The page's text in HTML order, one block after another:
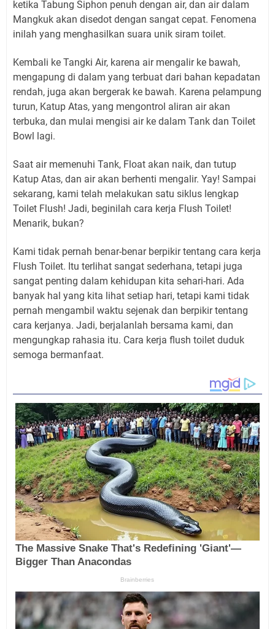
ketika Tabung Siphon penuh dengan air, dan air dalam
Mangkuk akan disedot dengan sangat cepat. Fenomena
inilah yang menghasilkan suara unik siram toilet.
Kembali ke Tangki Air, karena air mengalir ke bawah,
mengapung di dalam yang terbuat dari bahan kepadatan
rendah, juga akan bergerak ke bawah. Karena pelampung
turun, Katup Atas, yang mengontrol aliran air akan
terbuka, dan mulai mengisi air ke dalam Tank dan Toilet
Bowl lagi.
Saat air memenuhi Tank, Float akan naik, dan tutup
Katup Atas, dan air akan berhenti mengalir. Yay! Sampai
sekarang, kami telah melakukan satu siklus lengkap
Toilet Flush! Jadi, beginilah cara kerja Flush Toilet!
Menarik, bukan?
Kami tidak pernah benar-benar berpikir tentang cara kerja
Flush Toilet. Itu terlihat sangat sederhana, tetapi juga
sangat penting dalam kehidupan kita sehari-hari. Ada
banyak hal yang kita lihat setiap hari, tetapi kami tidak
pernah mengambil waktu sejenak dan berpikir tentang
cara kerjanya. Jadi, berjalanlah bersama kami, dan
mengungkap rahasia itu. Cara kerja flush toilet duduk
semoga bermanfaat.